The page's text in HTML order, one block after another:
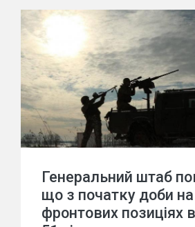
Генеральний штаб
що з початку доби на
фронтових позиціях